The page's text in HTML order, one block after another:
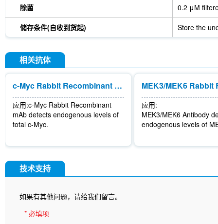
除菌 0.2 μM
储存条件(自收到货起) Store the
相关抗体
c-Myc Rabbit Recombinant mAb
应用:c-Myc Rabbit Recombinant
mAb detects endogenous levels of
total c-Myc.
应用:
MEK3/MEK6 Antibody
endogenous levels of
技术支持
如果有其他问题，请给我们留言。
* 必填项